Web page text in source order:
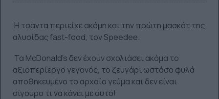
Η τσάντα περιείχε ακόμη και την πρώτη μασκότ της
αλυσίδας fast-food, τον Speedee.
Τα McDonald's δεν έχουν σχολιάσει ακόμα το
αξιοπερίεργο γεγονός, το ζευγάρι ωστόσο φυλά
αποθηκευμένο το αρχαίο γεύμα και δεν είναι
σίγουρο τι να κάνει με αυτό!